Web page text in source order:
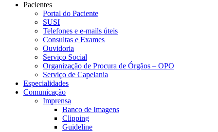
Pacientes
Portal do Paciente
SUSI
Telefones e e-mails úteis
Consultas e Exames
Ouvidoria
Serviço Social
Organização de Procura de Órgãos – OPO
Serviço de Capelania
Especialidades
Comunicação
Imprensa
Banco de Imagens
Clipping
Guideline